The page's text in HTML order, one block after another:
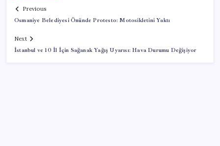
Previous
Osmaniye Belediyesi Önünde Protesto: Motosikletini Yaktı
Next
İstanbul ve 10 İl İçin Sağanak Yağış Uyarısı: Hava Durumu Değişiyor